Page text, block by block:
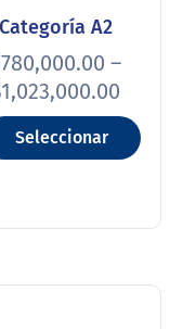
Categoría A2
780,000.00 –
1,023,000.00
Seleccionar